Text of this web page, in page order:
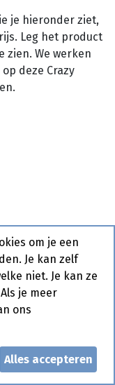
je hieronder ziet,
Leg het product
zien. We werken
deze Crazy
Lorraine 75 x
om je een
Je kan zelf
niet. Je kan ze
je meer
ons
Alles accepteren